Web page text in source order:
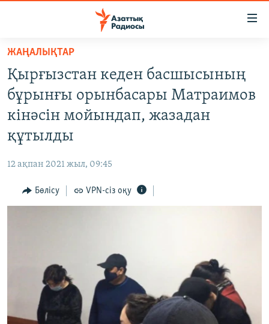
Skip
main
content
Skip
to
main
Skip
Search
САЯСАТ
AZATTYQTV
ӘЛЕУМЕТ
ӘЛЕМ
ЖАЗЫЛЫҢЫЗ
ЖАҢАЛЫҚТАР
Қырғызстан кеден басшысының
бұрынғы орынбасары Матраимов
кінәсін мойындап, жазадан
құтылды
12 ақпан 2021 жыл, 09:45
Бөлісу VPN-сіз оқу